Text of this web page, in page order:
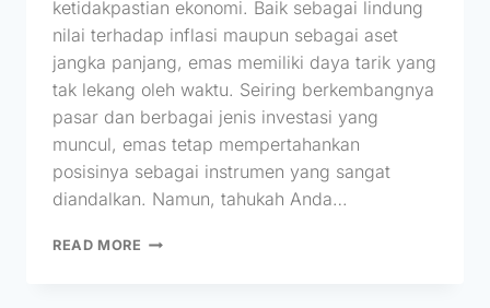
ketidakpastian ekonomi. Baik sebagai lindung
nilai terhadap inflasi maupun sebagai aset
jangka panjang, emas memiliki daya tarik yang
tak lekang oleh waktu. Seiring berkembangnya
pasar dan berbagai jenis investasi yang
muncul, emas tetap mempertahankan
posisinya sebagai instrumen yang sangat
diandalkan. Namun, tahukah Anda…
READ MORE